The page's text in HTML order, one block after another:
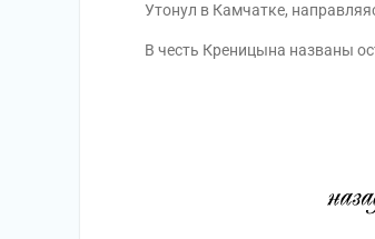
Утонул в Камчатке,
В честь Креницына названы